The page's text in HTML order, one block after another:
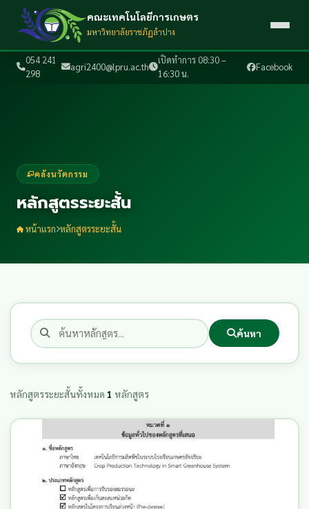
054 241
298
agri2400@lpru.ac.th
เปิดทำการ 08:30 –
16:30 น.
Facebook
คณะเทคโนโลยีการเกษตร
มหาวิทยาลัยราชภัฏลำปาง
คลังนวัตกรรม
หลักสูตรระยะสั้น
หน้าแรก หลักสูตรระยะสั้น
ค้นหา
หลักสูตรระยะสั้นทั้งหมด 1 หลักสูตร